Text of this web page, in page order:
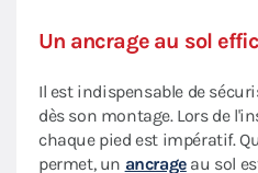
Un ancrage au sol
Il est indispensable de
dès son montage. Lors de
chaque pied est impératif.
permet, un ancrageau sol